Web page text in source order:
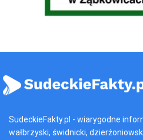
SudeckieFakty.pl - wiarygodne
wałbrzyski, świdnicki,